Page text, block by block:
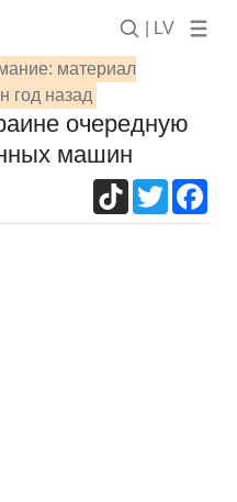
| LV
материал
год назад
очередную
машин
TikTokTwitter